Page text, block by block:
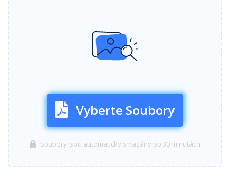
Vyberte Soubory
Soubory jsou automaticky smazány po 30 minutách